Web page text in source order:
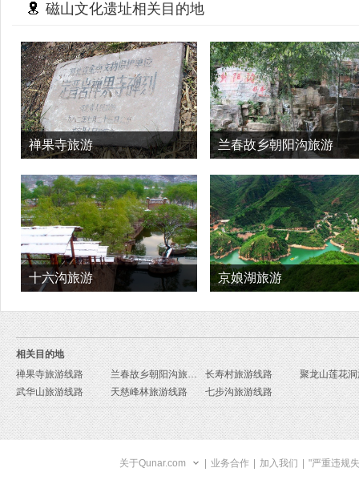
磁山文化遗址相关目的地
禅果寺旅游 兰春故乡朝阳沟旅游
十六沟旅游 京娘湖旅游
相关目的地
禅果寺旅游线路
兰春故乡朝阳沟旅游线路
长寿村旅游线路
武华山旅游线路
天慈峰林旅游线路 七步沟旅游线路
关于Qunar.com 业务合作 加入我们 "严重违规